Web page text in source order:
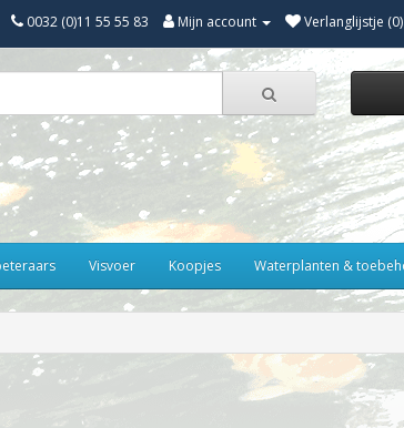
0032 (0)11 55 55 83 Mijn account Verlanglijstje (0)
Visvoer Koopjes Waterplanten &